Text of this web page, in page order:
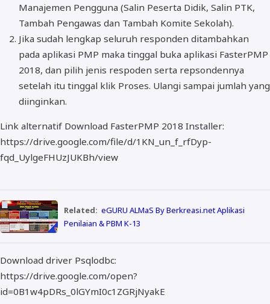
Manajemen Pengguna (Salin Peserta Didik, Salin PTK,
Tambah Pengawas dan Tambah Komite Sekolah).
Jika sudah lengkap seluruh responden ditambahkan
pada aplikasi PMP maka tinggal buka aplikasi FasterPMP
2018, dan pilih jenis respoden serta repsondennya
setelah itu tinggal klik Proses. Ulangi sampai jumlah yang
diinginkan.
Link alternatif Download FasterPMP 2018 Installer:
https://drive.google.com/file/d/1KN_un_f_rfDyp-
fqd_UylgeFHUzJUKBh/view
Related: eGURU ALMaS By Berkreasi.net Aplikasi
Penilaian & PBM K-13
Download driver Psqlodbc:
https://drive.google.com/open?
id=0B1w4pDRs_0lGYmI0c1ZGRjNyakE